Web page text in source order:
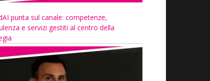
punta sul canale: competenze,
e servizi gestiti al centro della